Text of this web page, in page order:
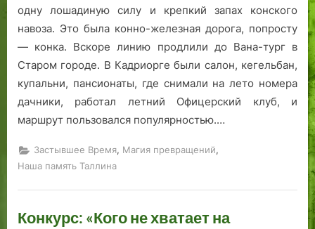
одну лошадиную силу и крепкий запах конского
навоза. Это была конно-железная дорога, попросту
— конка. Вскоре линию продлили до Вана-тург в
Старом городе. В Кадриорге были салон, кегельбан,
купальни, пансионаты, где снимали на лето номера
дачники, работал летний Офицерский клуб, и
маршрут пользовался популярностью.…
Застывшее Время, Магия превращений,
Наша память Таллина
Конкурс: «Кого не хватает на